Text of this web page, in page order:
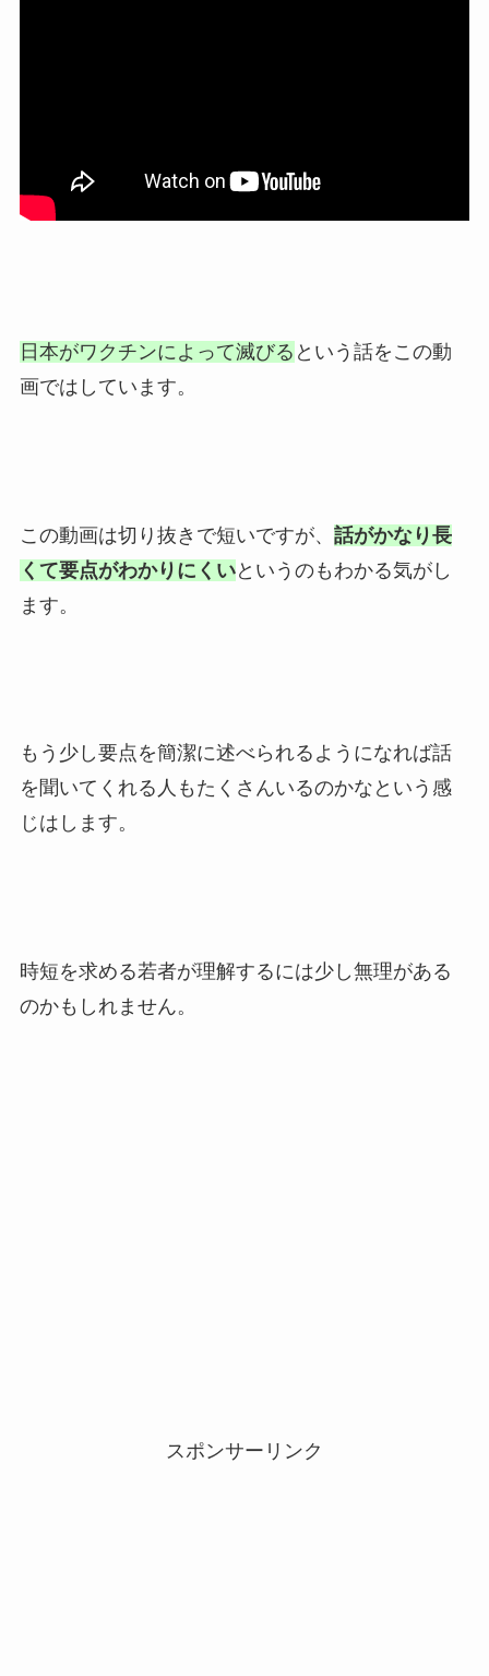
日本がワクチンによって滅びる という話をこの動
画ではしています。
この動画は切り抜きで短いですが、 話がかなり長
くて要点がわかりにくいというのもわかる気がし
ます。
もう少し要点を簡潔に述べられるようになれば話
を聞いてくれる人もたくさんいるのかなという感
じはします。
時短を求める若者が理解するには少し無理がある
のかもしれません。
スポンサーリンク